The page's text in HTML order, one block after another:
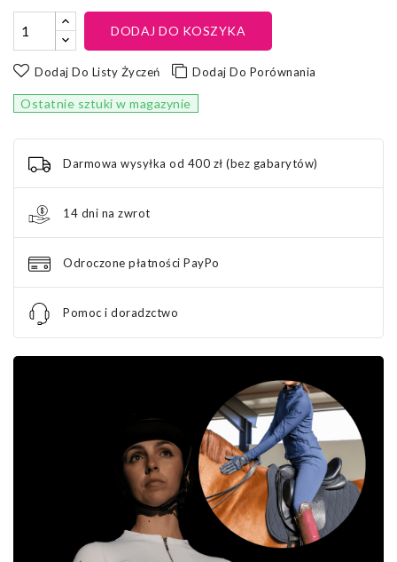
DODAJ DO KOSZYKA
Dodaj Do Listy Życzeń Dodaj Do Porównania
Ostatnie sztuki w magazynie
Darmowa wysyłka od 400 zł (bez gabarytów)
14 dni na zwrot
Odroczone płatności PayPo
Pomoc i doradzctwo